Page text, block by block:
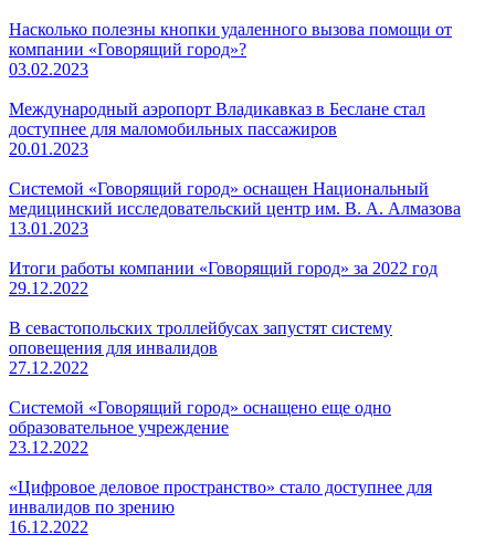
Насколько полезны кнопки удаленного вызова помощи от
компании «Говорящий город»?
03.02.2023
Международный аэропорт Владикавказ в Беслане стал
доступнее для маломобильных пассажиров
20.01.2023
Системой «Говорящий город» оснащен Национальный
медицинский исследовательский центр им. В. А. Алмазова
13.01.2023
Итоги работы компании «Говорящий город» за 2022 год
29.12.2022
В севастопольских троллейбусах запустят систему
оповещения для инвалидов
27.12.2022
Системой «Говорящий город» оснащено еще одно
образовательное учреждение
23.12.2022
«Цифровое деловое пространство» стало доступнее для
инвалидов по зрению
16.12.2022